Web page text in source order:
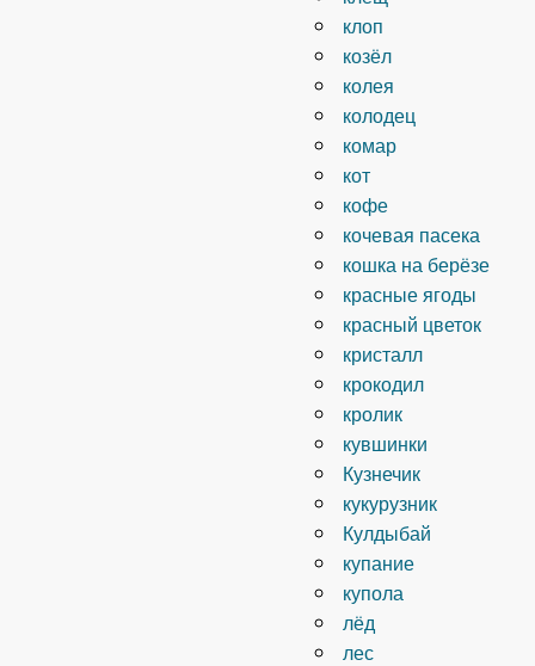
клоп
козёл
колея
колодец
комар
кот
кофе
кочевая пасека
кошка на берёзе
красные ягоды
красный цветок
кристалл
крокодил
кролик
кувшинки
Кузнечик
кукурузник
Кулдыбай
купание
купола
лёд
лес